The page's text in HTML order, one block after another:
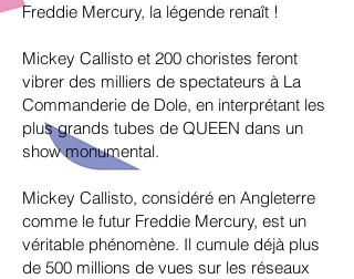
Freddie Mercury, la légende renaît !
Mickey Callisto et 200 choristes feront
vibrer des milliers de spectateurs à La
Commanderie de Dole, en interprétant les
plus grands tubes de QUEEN dans un
show monumental.
Mickey Callisto, considéré en Angleterre
comme le futur Freddie Mercury, est un
véritable phénomène. Il cumule déjà plus
de 500 millions de vues sur les réseaux